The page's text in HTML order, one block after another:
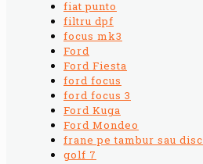
fiat punto
filtru dpf
focus mk3
Ford
Ford Fiesta
ford focus
ford focus 3
Ford Kuga
Ford Mondeo
frane pe tambur sau disc
golf 7